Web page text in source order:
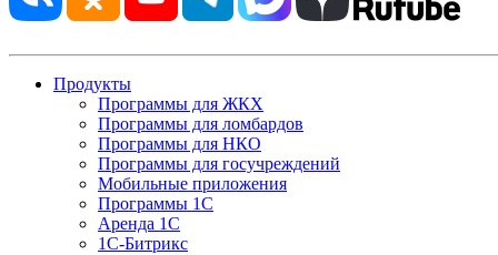
Продукты
Программы для ЖКХ
Программы для ломбардов
Программы для НКО
Программы для госучреждений
Мобильные приложения
Программы 1С
Аренда 1С
1С-Битрикс